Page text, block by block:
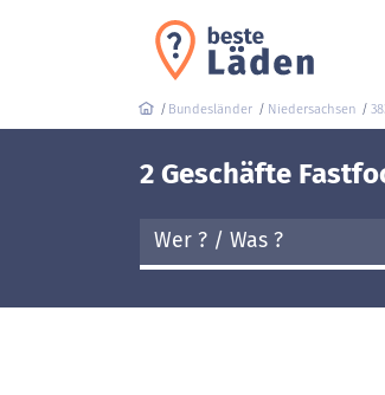
Bundesländer Niedersachsen
2 Geschäfte